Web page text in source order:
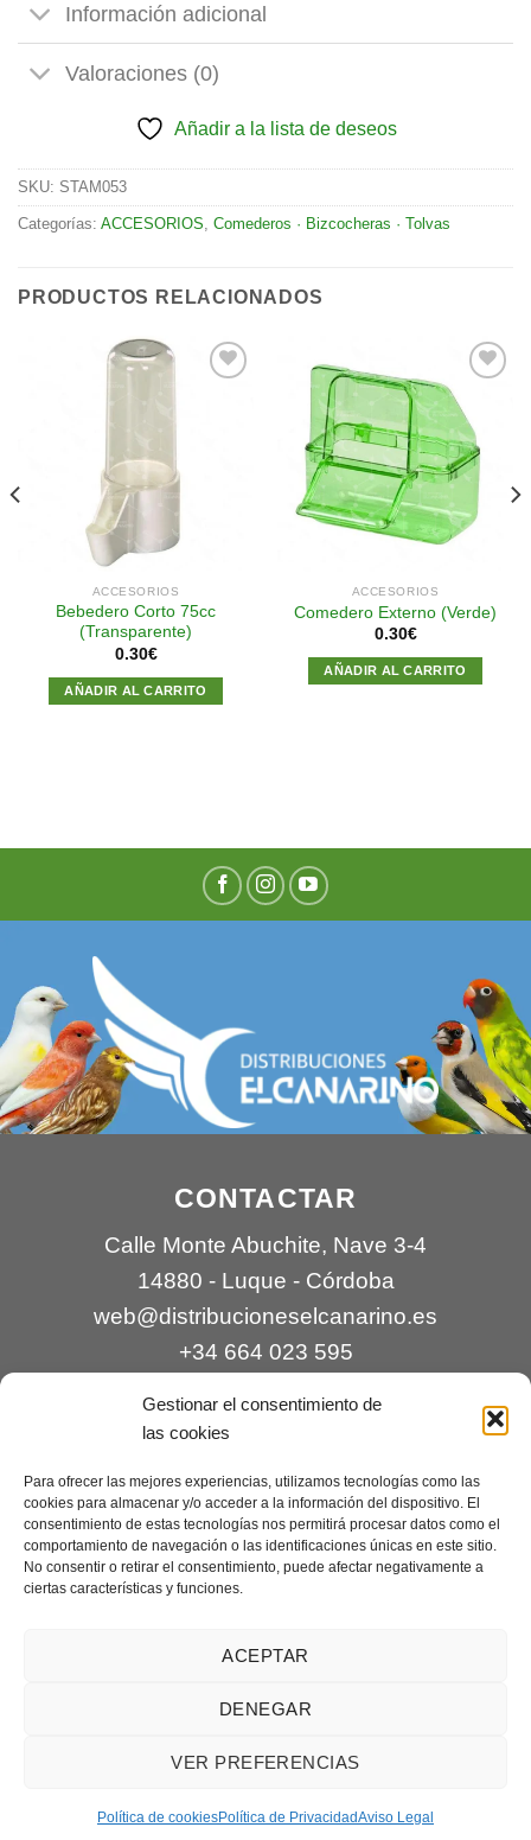
Gestionar el consentimiento de
las cookies
Para ofrecer las mejores experiencias, utilizamos tecnologías como las
cookies para almacenar y/o acceder a la información del dispositivo. El
consentimiento de estas tecnologías nos permitirá procesar datos como el
comportamiento de navegación o las identificaciones únicas en este sitio.
No consentir o retirar el consentimiento, puede afectar negativamente a
ciertas características y funciones.
ACEPTAR
DENEGAR
VER PREFERENCIAS
Política de cookiesPolítica de PrivacidadAviso Legal
Información adicional
Valoraciones (0)
Añadir a la lista de deseos
SKU: STAM053
Categorías: ACCESORIOS Comederos · Bizcocheras · Tolvas
PRODUCTOS RELACIONADOS
ACCESORIOS
Bebedero Corto 75cc
(Transparente)
0.30€
AÑADIR AL CARRITO
Añadir
a la
lista de
ACCESORIOS
Comedero Externo (Verde)
0.30€
AÑADIR AL CARRITO
CONTACTAR
Calle Monte Abuchite, Nave 3-4
14880 - Luque - Córdoba
web@distribucioneselcanarino.es
+34 664 023 595
Contacto|Incidencias|Devoluciones |
Condiciones generales
Mantenimiento web a cargo deCreaciones Digitales – mantenimiento web
Política de privacidad |Condiciones generales de